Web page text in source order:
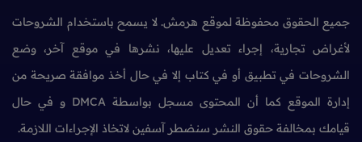
جميع الحقوق محفوظة لموقع هرمش. لا يسمح باستخدام الشروحات
لأغراض تجارية، إجراء تعديل عليها، نشرها في موقع آخر، وضع
الشروحات في تطبيق أو في كتاب إلا في حال أخذ موافقة صريحة من
إدارة الموقع كما أن المحتوى مسجل بواسطة DMCA و في حال
قيامك بمخالفة حقوق النشر سنضطر آسفين لاتخاذ الإجراءات اللازمة.